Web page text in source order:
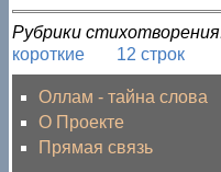
Рубрики
короткие
12 строк
Оллам - тайна слова
О Проекте
Прямая связь